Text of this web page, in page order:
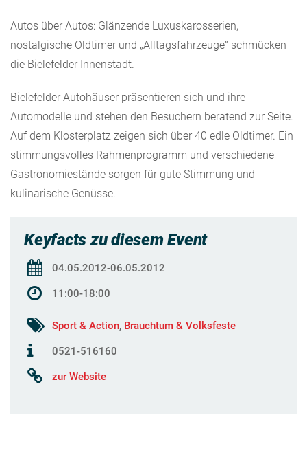
Autos über Autos: Glänzende Luxuskarosserien,
nostalgische Oldtimer und „Alltagsfahrzeuge“ schmücken
die Bielefelder Innenstadt.
Bielefelder Autohäuser präsentieren sich und ihre
Automodelle und stehen den Besuchern beratend zur Seite.
Auf dem Klosterplatz zeigen sich über 40 edle Oldtimer. Ein
stimmungsvolles Rahmenprogramm und verschiedene
Gastronomiestände sorgen für gute Stimmung und
kulinarische Genüsse.
Keyfacts zu diesem Event
04.05.2012-06.05.2012
11:00-18:00
Sport & Action, Brauchtum & Volksfeste
0521-516160
zur Website